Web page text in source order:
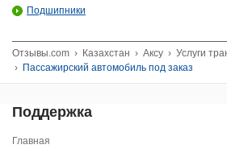
Подшипники
Отзывы.com › Казахстан › Аксу › Услуги
› Пассажирский автомобиль под заказ
Поддержка
Главная